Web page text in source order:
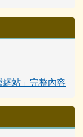
站」完整內容